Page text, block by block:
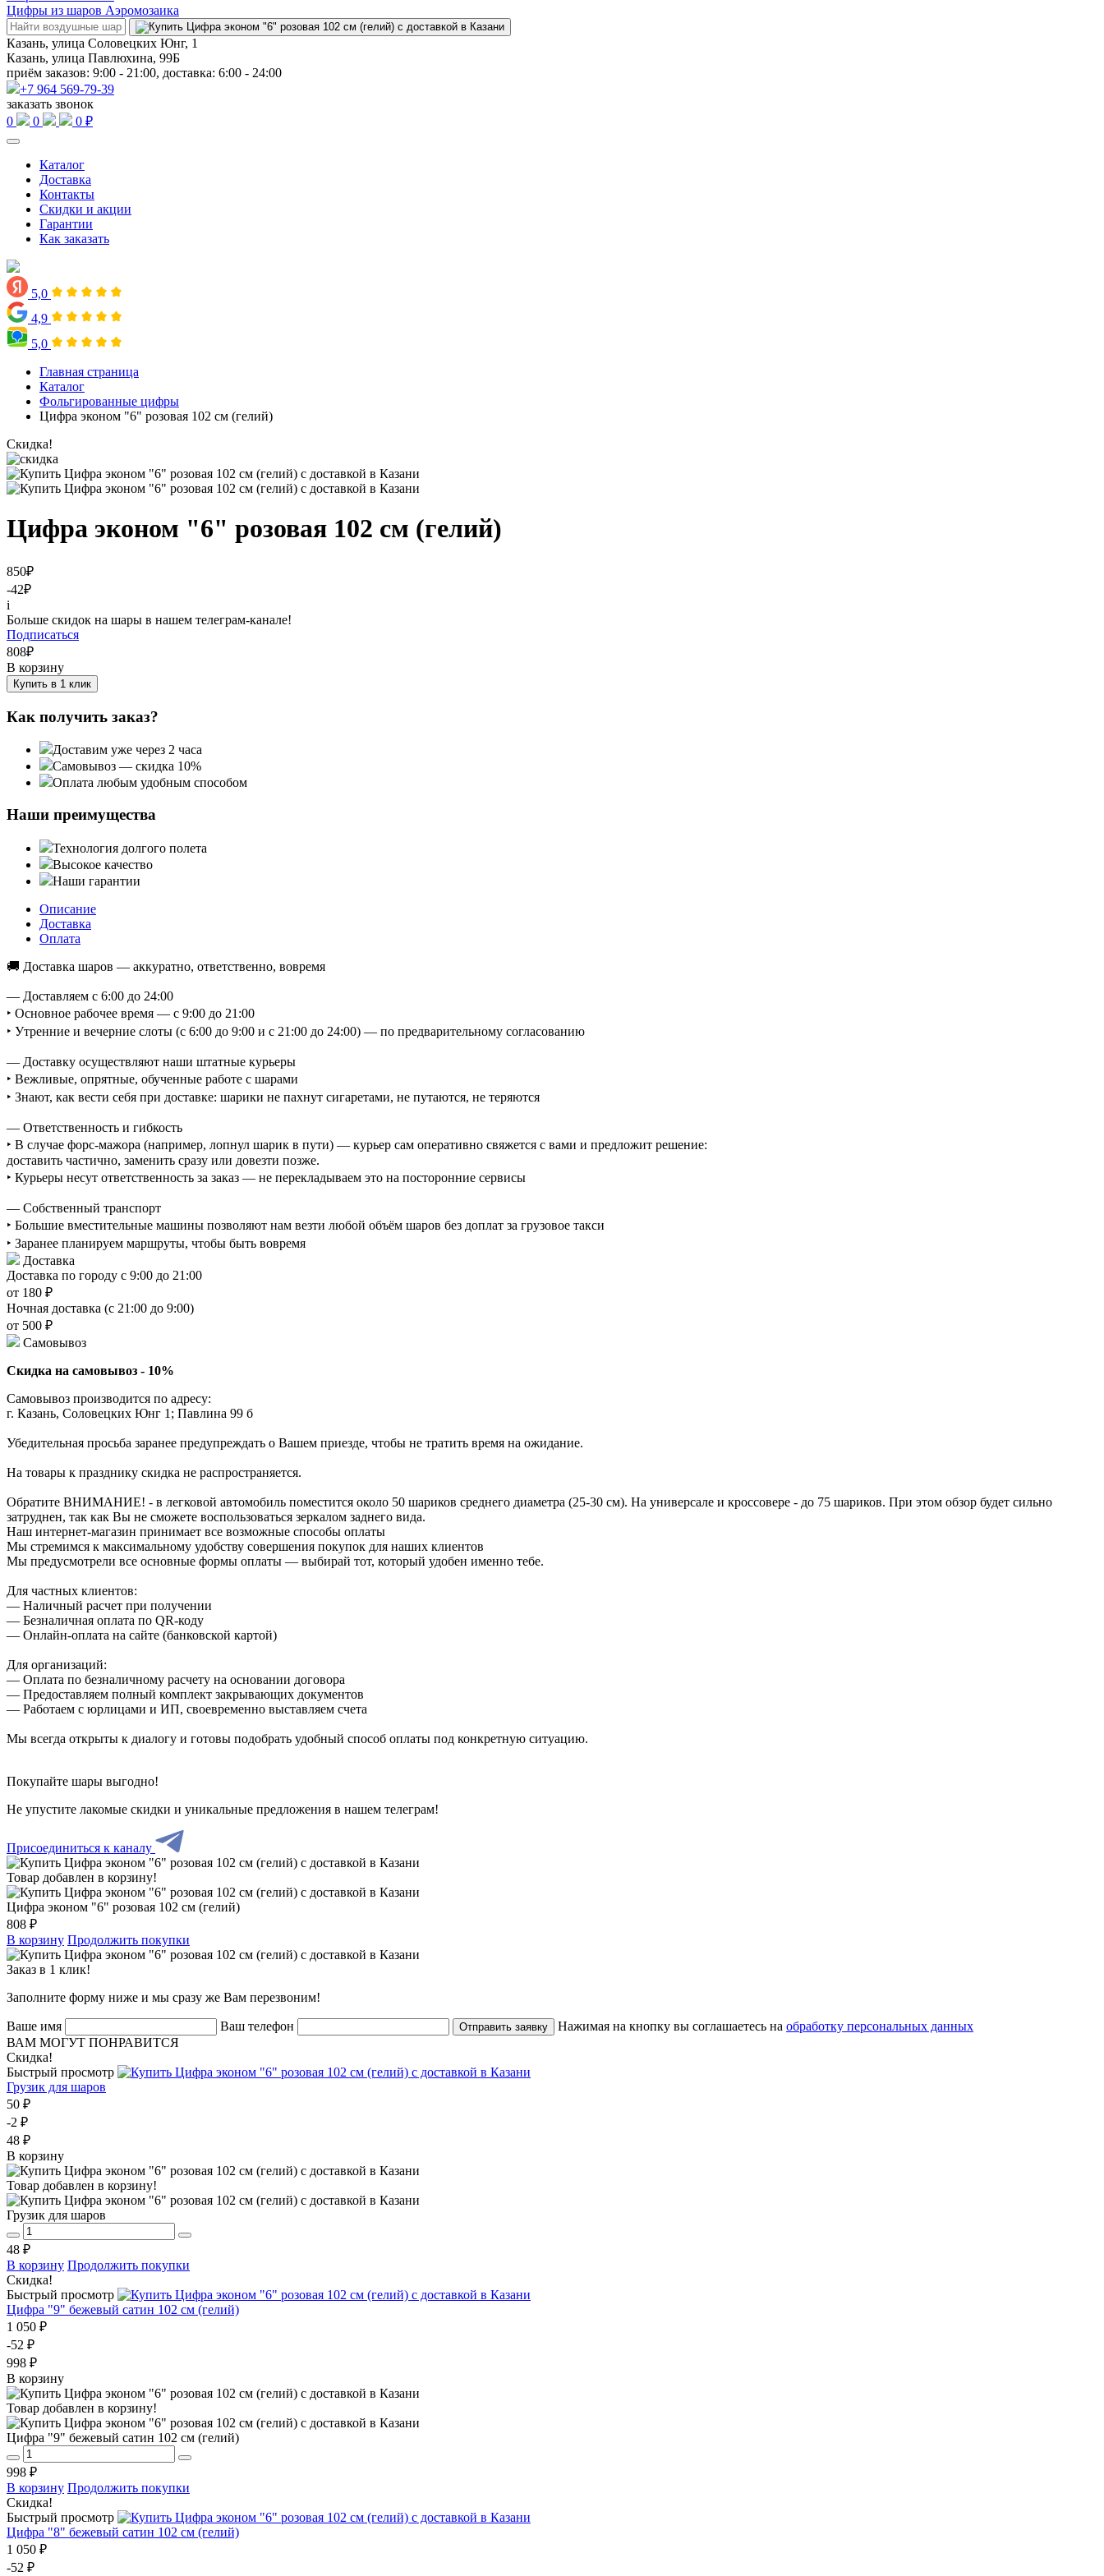
Цифры из шаров Аэромозаика
Казань, улица Соловецких Юнг, 1
Казань, улица Павлюхина, 99Б
приём заказов: 9:00 - 21:00, доставка: 6:00 - 24:00
+7 964 569-79-39
заказать звонок
0
0 0 ₽
Каталог
Доставка
Контакты
Скидки и акции
Гарантии
Как заказать
5,0
4,9
5,0
Главная страница
Каталог
Фольгированные цифры
Цифра эконом "6" розовая 102 см (гелий)
Скидка!
Цифра эконом "6" розовая 102 см (гелий)
850₽
-42₽
i
Больше скидок на шары в нашем телеграм-канале!
Подписаться
808₽
В корзину
Купить в 1 клик
Как получить заказ?
Доставим уже через 2 часа
Самовывоз — скидка 10%
Оплата любым удобным способом
Наши преимущества
Технология долгого полета
Высокое качество
Наши гарантии
Описание
Доставка
Оплата
🚚 Доставка шаров — аккуратно, ответственно, вовремя
— Доставляем с 6:00 до 24:00
‣ Основное рабочее время — с 9:00 до 21:00
‣ Утренние и вечерние слоты (с 6:00 до 9:00 и с 21:00 до 24:00) — по предварительному согласованию
— Доставку осуществляют наши штатные курьеры
‣ Вежливые, опрятные, обученные работе с шарами
‣ Знают, как вести себя при доставке: шарики не пахнут сигаретами, не путаются, не теряются
— Ответственность и гибкость
‣ В случае форс-мажора (например, лопнул шарик в пути) — курьер сам оперативно свяжется с вами и предложит решение:
доставить частично, заменить сразу или довезти позже.
‣ Курьеры несут ответственность за заказ — не перекладываем это на посторонние сервисы
— Собственный транспорт
‣ Большие вместительные машины позволяют нам везти любой объём шаров без доплат за грузовое такси
‣ Заранее планируем маршруты, чтобы быть вовремя
Доставка
Доставка по городу с 9:00 до 21:00
от 180 ₽
Ночная доставка (с 21:00 до 9:00)
от 500 ₽
Самовывоз
Скидка на самовывоз - 10%
Самовывоз производится по адресу:
г. Казань, Соловецких Юнг 1; Павлина 99 б
Убедительная просьба заранее предупреждать о Вашем приезде, чтобы не тратить время на ожидание.
На товары к празднику скидка не распространяется.
Обратите ВНИМАНИЕ! - в легковой автомобиль поместится около 50 шариков среднего диаметра (25-30 см). На универсале и кроссовере - до 75 шариков. При этом обзор будет сильно
затруднен, так как Вы не сможете воспользоваться зеркалом заднего вида.
Наш интернет-магазин принимает все возможные способы оплаты
Мы стремимся к максимальному удобству совершения покупок для наших клиентов
Мы предусмотрели все основные формы оплаты — выбирай тот, который удобен именно тебе.
Для частных клиентов:
— Наличный расчет при получении
— Безналичная оплата по QR-коду
— Онлайн-оплата на сайте (банковской картой)
Для организаций:
— Оплата по безналичному расчету на основании договора
— Предоставляем полный комплект закрывающих документов
— Работаем с юрлицами и ИП, своевременно выставляем счета
Мы всегда открыты к диалогу и готовы подобрать удобный способ оплаты под конкретную ситуацию.
Покупайте шары выгодно!
Не упустите лакомые скидки и уникальные предложения в нашем телеграм!
Присоединиться к каналу
Товар добавлен в корзину!
Цифра эконом "6" розовая 102 см (гелий)
808 ₽
В корзину Продолжить покупки
Заказ в 1 клик!
Заполните форму ниже и мы сразу же Вам перезвоним!
Ваше имя Ваш телефон Отправить заявку Нажимая на кнопку вы соглашаетесь на обработку персональных данных
ВАМ МОГУТ ПОНРАВИТСЯ
Скидка!
Быстрый просмотр
Грузик для шаров
50 ₽
-2 ₽
48 ₽
В корзину
Товар добавлен в корзину!
Грузик для шаров
48 ₽
В корзину Продолжить покупки
Скидка!
Быстрый просмотр
Цифра "9" бежевый сатин 102 см (гелий)
1 050 ₽
-52 ₽
998 ₽
В корзину
Товар добавлен в корзину!
Цифра "9" бежевый сатин 102 см (гелий)
998 ₽
В корзину Продолжить покупки
Скидка!
Быстрый просмотр
Цифра "8" бежевый сатин 102 см (гелий)
1 050 ₽
-52 ₽